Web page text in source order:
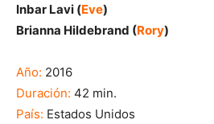
Inbar Lavi (Eve)
Brianna Hildebrand (Rory)
Año: 2016
Duración: 42 min.
País: Estados Unidos